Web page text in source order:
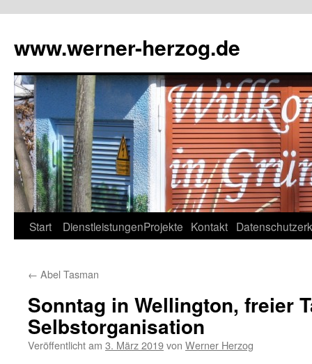
springen
www.werner-herzog.de
Start DienstleistungenProjekte Kontakt
← Abel Tasman
Sonntag in Wellington, freier
Selbstorganisation
Veröffentlicht am 3. März 2019von Werner Herzog